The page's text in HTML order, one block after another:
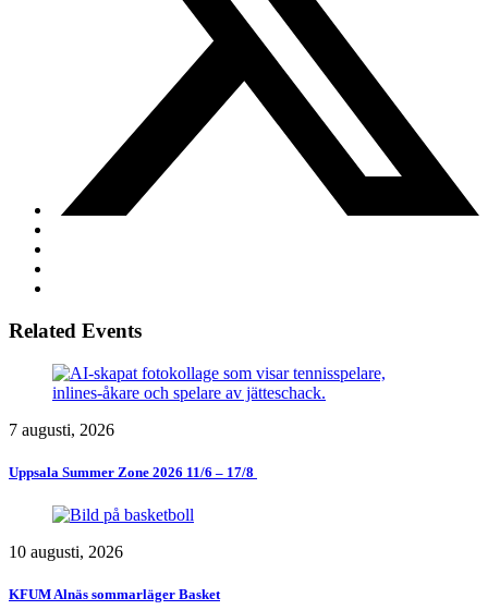
Related Events
7 augusti, 2026
Uppsala Summer Zone 2026 11/6 – 17/8 ​
10 augusti, 2026
KFUM Alnäs sommarläger Basket